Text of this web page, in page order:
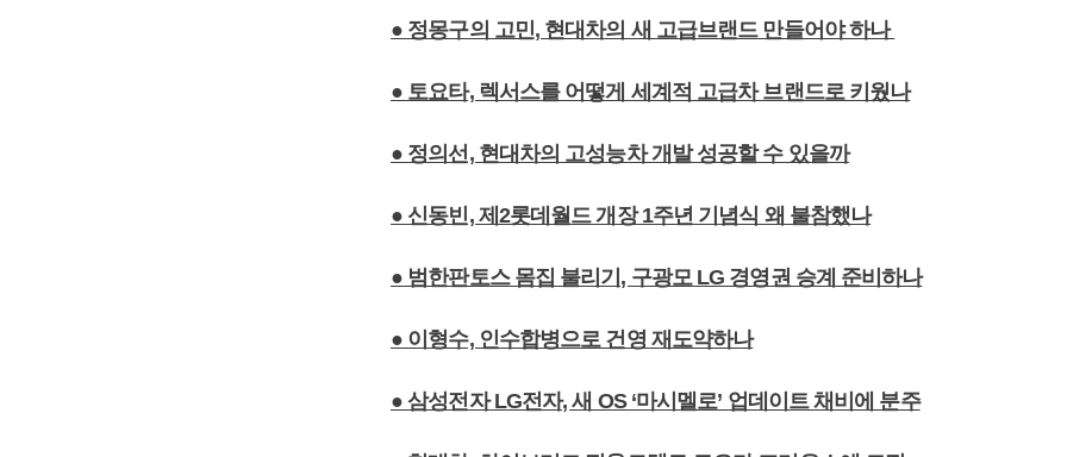
● 정몽구의 고민, 현대차의 새 고급브랜드 만들어야 하나
● 토요타, 렉서스를 어떻게 세계적 고급차 브랜드로 키웠나
● 정의선, 현대차의 고성능차 개발 성공할 수 있을까
● 신동빈, 제2롯데월드 개장 1주년 기념식 왜 불참했나
● 범한판토스 몸집 불리기, 구광모 LG 경영권 승계 준비하나
● 이형수, 인수합병으로 건영 재도약하나
● 삼성전자 LG전자, 새 OS ‘마시멜로’ 업데이트 채비에 분주